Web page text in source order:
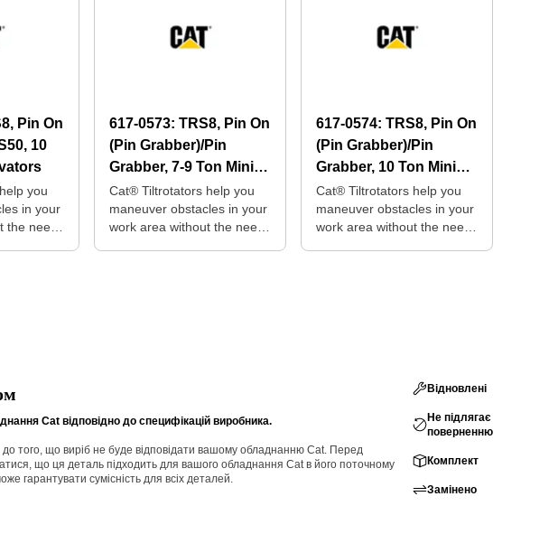
Pin On
10
you
in your
need
617-0573: TRS8, Pin On
(Pin Grabber)/Pin
Grabber, 7-9 Ton Mini
Excavators
Cat® Tiltrotators help you
maneuver obstacles in your
work area without the need
617-0574: TRS8, Pin On
(Pin Grabber)/Pin
Grabber, 10 Ton Mini
Excavators
Cat® Tiltrotators help you
maneuver obstacles in your
work area without the need
Cat відповідно до специфікацій виробника.
до того, що виріб не буде відповідати вашому обладнанню Cat. Перед
що ця деталь підходить для вашого обладнання Cat в його поточному
гарантувати сумісність для всіх деталей.
Відновлені
Не підлягає
поверненню
Комплект
Замінено